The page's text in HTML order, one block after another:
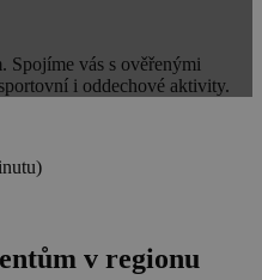
Spojíme vás s ověřenými
i oddechové aktivity.
v regionu